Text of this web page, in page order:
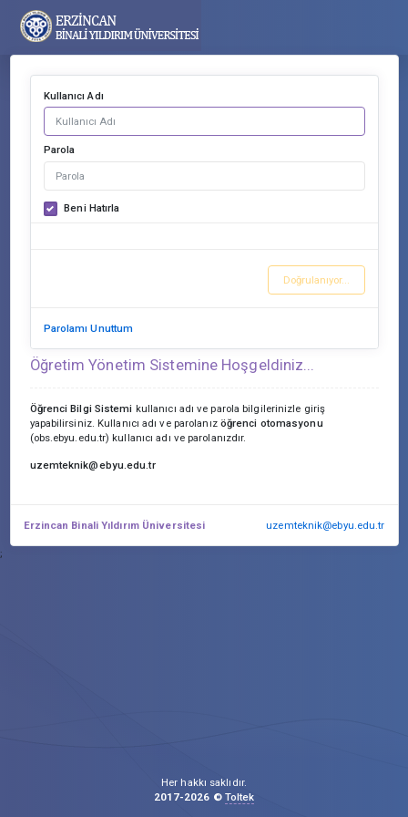
Öğretim Yönetim Sistemine Hoşgeldiniz...
Öğrenci Bilgi Sistemi kullanıcı adı ve parola bilgilerinizle giriş
yapabilirsiniz. Kullanıcı adı ve parolanız öğrenci otomasyonu
(obs.ebyu.edu.tr) kullanıcı adı ve parolanızdır.
uzemteknik@ebyu.edu.tr
Kullanıcı Adı
Parola
Beni Hatırla
Doğrulanıyor...
Parolamı Unuttum
Erzincan Binali Yıldırım Üniversitesi uzemteknik@ebyu.edu.tr
;
Her hakkı saklıdır.
2017-2026 © Toltek